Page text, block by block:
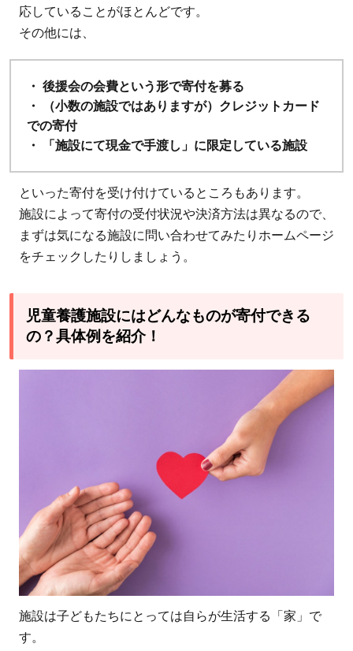
応していることがほとんどです。
その他には、
・ 後援会の会費という形で寄付を募る
・ （小数の施設ではありますが）クレジットカード
での寄付
・ 「施設にて現金で手渡し」に限定している施設
といった寄付を受け付けているところもあります。
施設によって寄付の受付状況や決済方法は異なるので、
まずは気になる施設に問い合わせてみたりホームページ
をチェックしたりしましょう。
児童養護施設にはどんなものが寄付できる
の？具体例を紹介！
施設は子どもたちにとっては自らが生活する「家」で
す。